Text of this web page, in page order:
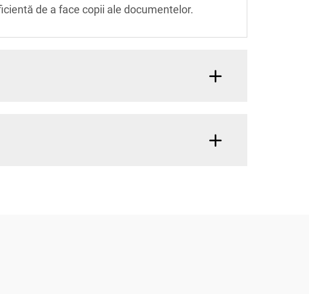
de a face copii ale documentelor.